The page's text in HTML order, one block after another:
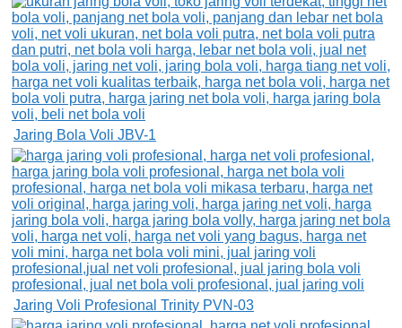
Jaring Bola Voli JBV-1
Jaring Voli Profesional Trinity PVN-03